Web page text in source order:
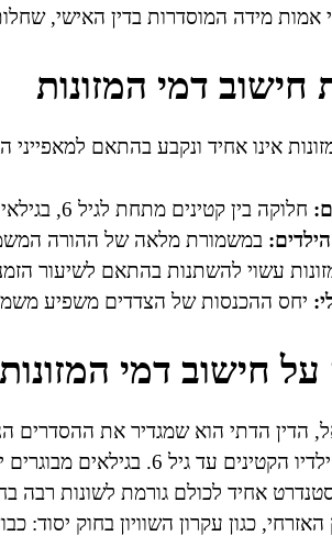
מידה המוסדרות בדין האישי,
חישוב דמי המזונות
אינו אחיד ונקבע בהתאם
חלוקה בין קטינים מתחת לגיל 6, בגילאי 6-15, ובגילאי 15-18 משפיעה על שיעור המזונות.
במשמורת מלאה של ההורה
עשוי להשתנות בהתאם לשיעור
יחס ההכנסות של הצדדים משפיע
חישוב דמי המזונות
הדין הדתי הוא שמגדיר את ההסדרים
האב במזונות ילדיו
אחיד לכולם גורמת לשונות רבה
כגון עקרון השוויון בחוק